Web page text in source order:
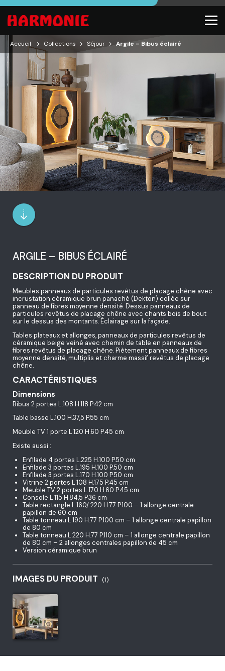
Accueil Collections Séjour Argile – Bibus éclairé
ARGILE – BIBUS ÉCLAIRÉ
DESCRIPTION DU PRODUIT
Meubles panneaux de particules revêtus de placage chêne avec
incrustation céramique brun panaché (Dekton) collée sur
panneau de fibres moyenne densité. Dessus panneaux de
particules revêtus de placage chêne avec chants bois de bout
sur le dessus des montants. Éclairage sur la façade.
Tables plateaux et allonges, panneaux de particules revêtus de
céramique beige veiné avec chemin de table en panneaux de
fibres revêtus de placage chêne. Piètement panneaux de fibres
moyenne densité, multiplis et charme massif revêtus de placage
chêne.
CARACTÉRISTIQUES
Dimensions
Bibus 2 portes L.108 H.118 P.42 cm
Table basse L.100 H.37,5 P.55 cm
Meuble TV 1 porte L.120 H.60 P.45 cm
Existe aussi :
Enfilade 4 portes L.225 H.100 P.50 cm
Enfilade 3 portes L.195 H.100 P.50 cm
Enfilade 3 portes L.170 H.100 P.50 cm
Vitrine 2 portes L.108 H.175 P.45 cm
Meuble TV 2 portes L.170 H.60 P.45 cm
Console L.115 H.84,5 P.36 cm
Table rectangle L.160/ 220 H.77 P.100 – 1 allonge centrale
papillon de 60 cm
Table tonneau L.190 H.77 P.100 cm – 1 allonge centrale papillon
de 80 cm
Table tonneau L.220 H.77 P.110 cm – 1 allonge centrale papillon
de 80 cm – 2 allonges centrales papillon de 45 cm
Version céramique brun
IMAGES DU PRODUIT (1)